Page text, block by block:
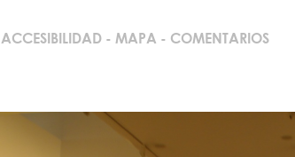
ACCESIBILIDAD- MAPA - COMENTARIOS